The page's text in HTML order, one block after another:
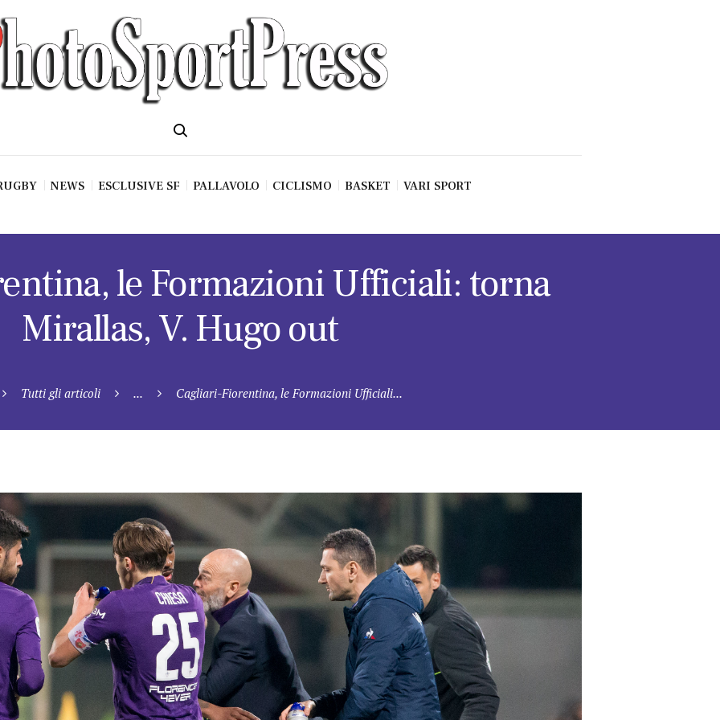
NEWS ESCLUSIVE SF PALLAVOLO CICLISMO BASKET VARI SPORT
le Formazioni Ufficiali: torna
Mirallas, V. Hugo out
Tutti gli articoli ... Cagliari-Fiorentina, le Formazioni Ufficiali...